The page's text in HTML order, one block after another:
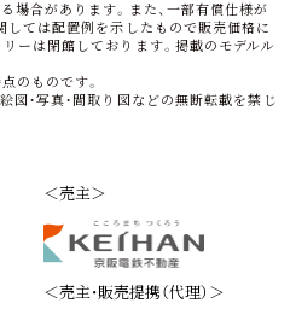
場合があります。また、一部有償仕様が
しては配置例を示したもので販売価格に
ーは閉館しております。掲載のモデルル
のものです。
・写真・間取り図などの無断転載を禁じ
＜売主＞
＜売主・販売提携（代理）＞